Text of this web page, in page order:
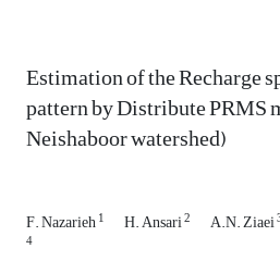
Estimation of the Recharge
pattern by Distribute PRMS
Neishaboor watershed)
F. Nazarieh1 H. Ansari2 A.N. Ziaei
4